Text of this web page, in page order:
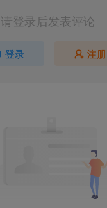
请登录后发表评论
登录 注册